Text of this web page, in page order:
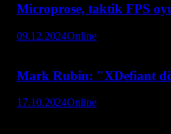
Microprose, taktik FPS
09.12.2024Online
Mark Rubin: "XDefiant
17.10.2024Online